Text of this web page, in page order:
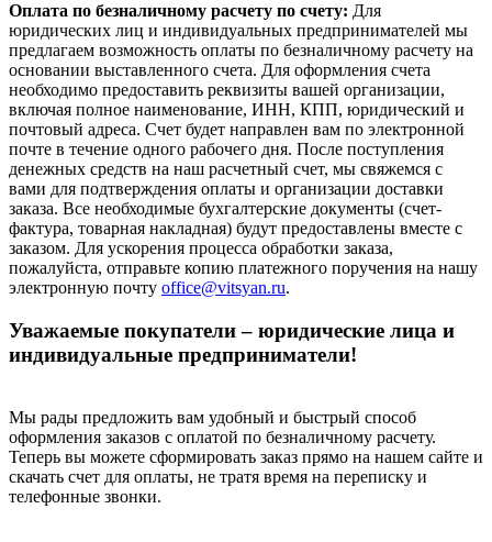
Оплата по безналичному расчету по счету: Для
юридических лиц и индивидуальных предпринимателей мы
предлагаем возможность оплаты по безналичному расчету на
основании выставленного счета. Для оформления счета
необходимо предоставить реквизиты вашей организации,
включая полное наименование, ИНН, КПП, юридический и
почтовый адреса. Счет будет направлен вам по электронной
почте в течение одного рабочего дня. После поступления
денежных средств на наш расчетный счет, мы свяжемся с
вами для подтверждения оплаты и организации доставки
заказа. Все необходимые бухгалтерские документы (счет-
фактура, товарная накладная) будут предоставлены вместе с
заказом. Для ускорения процесса обработки заказа,
пожалуйста, отправьте копию платежного поручения на нашу
электронную почту office@vitsyan.ru.
Уважаемые покупатели – юридические лица и
индивидуальные предприниматели!
Мы рады предложить вам удобный и быстрый способ
оформления заказов с оплатой по безналичному расчету.
Теперь вы можете сформировать заказ прямо на нашем сайте и
скачать счет для оплаты, не тратя время на переписку и
телефонные звонки.